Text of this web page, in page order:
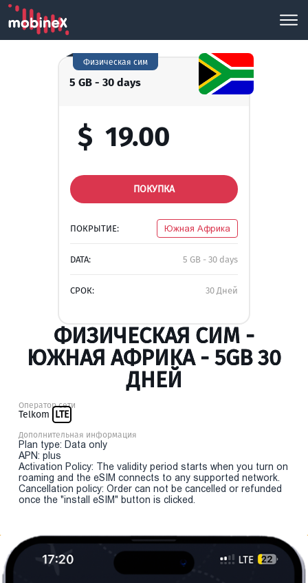
5 GB - 30 days
Физическая сим
$ 19.00
ПОКУПКА
ПОКРЫТИЕ: Южная Африка
DATA: 5 GB - 30 days
СРОК: 30 Дней
ФИЗИЧЕСКАЯ СИМ -
ЮЖНАЯ АФРИКА - 5GB 30
ДНЕЙ
Оператор сети
Telkom LTE
Дополнительная информация
Plan type: Data only
APN: plus
Activation Policy: The validity period starts when you turn on
roaming and the eSIM connects to any supported network.
Cancellation policy: Order can not be cancelled or refunded
once the "install eSIM" button is clicked.